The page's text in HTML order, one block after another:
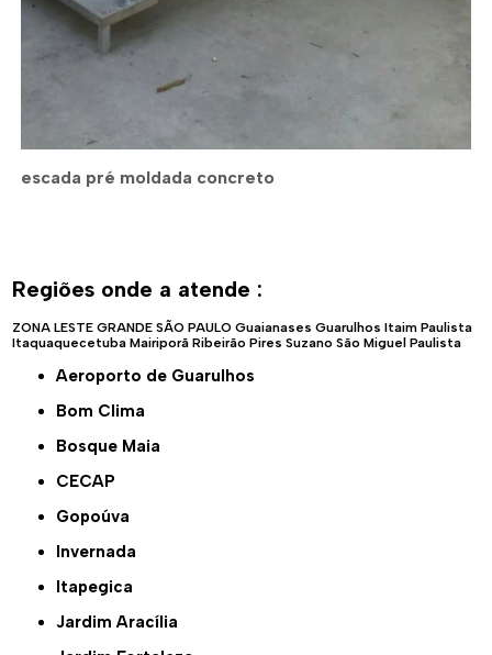
escada pré moldada concreto
Regiões onde a atende :
ZONA LESTE GRANDE SÃO PAULO Guaianases Guarulhos Itaim Paulista
Itaquaquecetuba Mairiporã Ribeirão Pires Suzano São Miguel Paulista
Aeroporto de Guarulhos
Bom Clima
Bosque Maia
CECAP
Gopoúva
Invernada
Itapegica
Jardim Aracília